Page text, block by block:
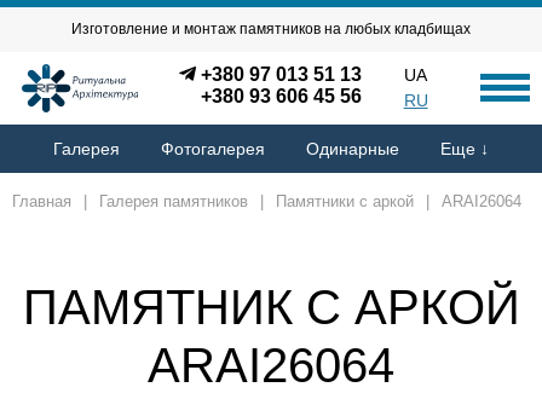
Изготовление и монтаж памятников на любых кладбищах
+380 97 013 51 13
+380 93 606 45 56
UA
RU
Галерея Фотогалерея Одинарные Еще ↓
Главная Галерея памятников Памятники с аркой ARAI26064
ПАМЯТНИК С АРКОЙ
ARAI26064